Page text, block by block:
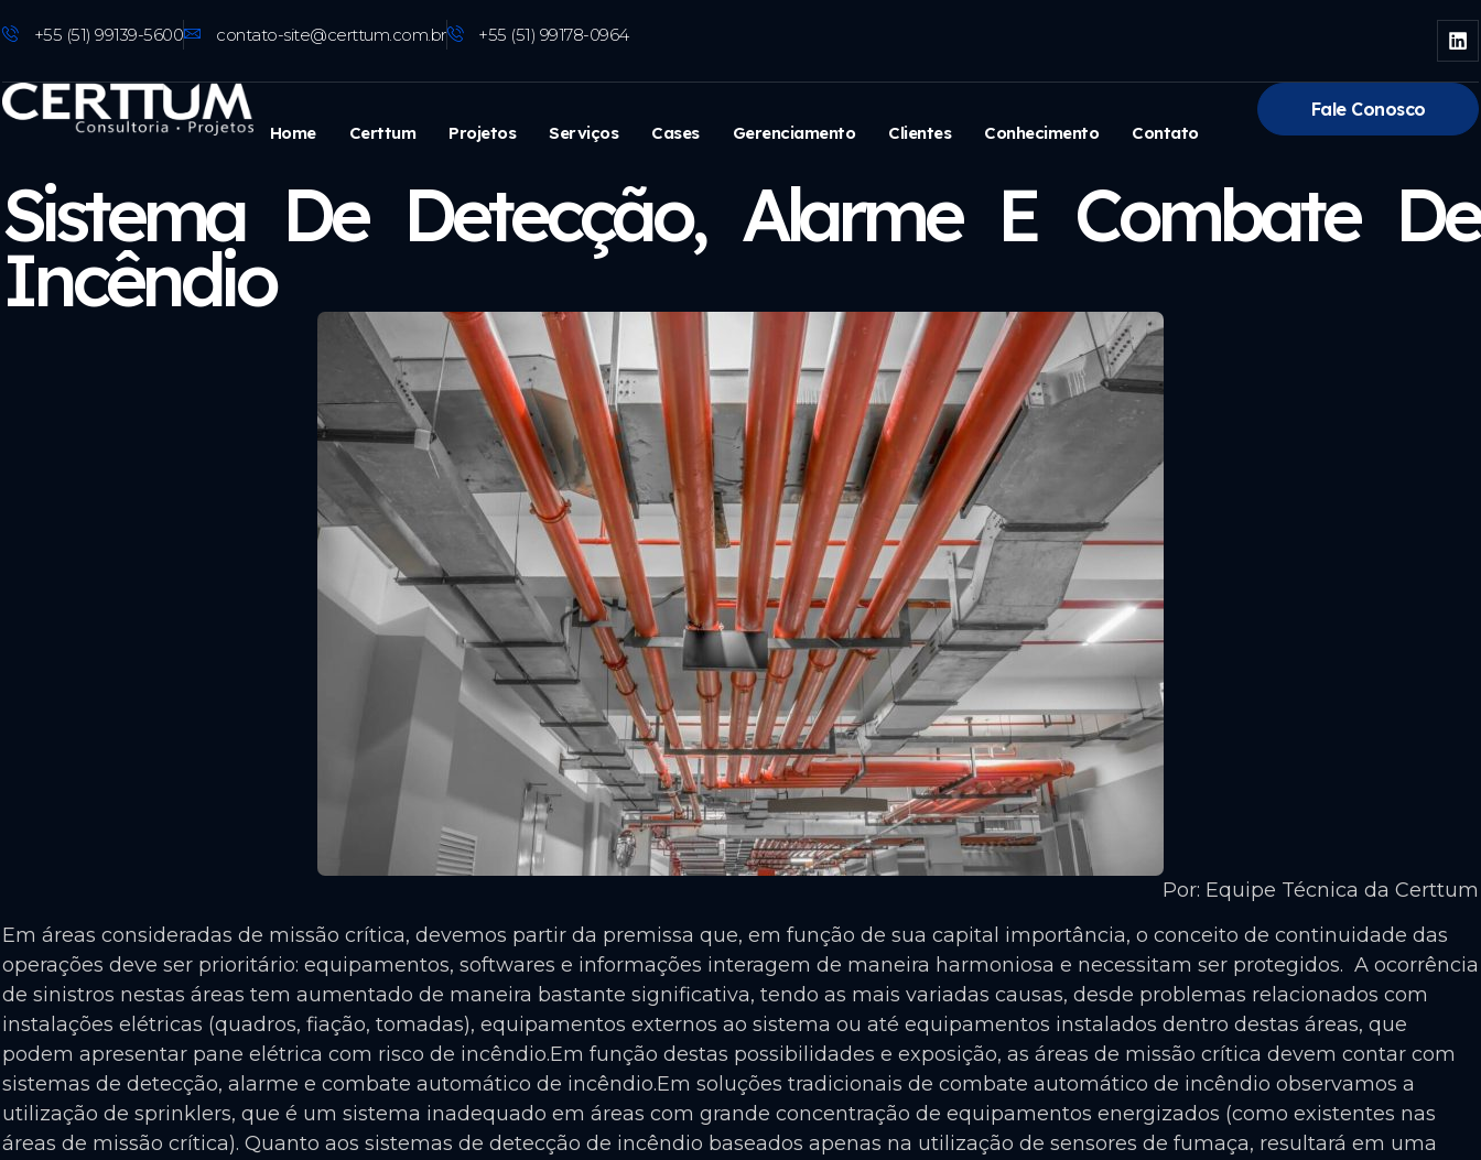
+55 (51) 99139-5600 contato-site@certtum.com.br +55 (51) 99178-0964
Home Certtum Projetos Serviços Cases Gerenciamento Clientes Conhecimento Contato
Fale Conosco
Sistema De Detecção, Alarme E Combate De
Incêndio
Por: Equipe Técnica da Certtum
Em áreas consideradas de missão crítica, devemos partir da premissa que, em função de sua capital importância, o conceito de continuidade das
operações deve ser prioritário: equipamentos, softwares e informações interagem de maneira harmoniosa e necessitam ser protegidos. A ocorrência
de sinistros nestas áreas tem aumentado de maneira bastante significativa, tendo as mais variadas causas, desde problemas relacionados com
instalações elétricas (quadros, fiação, tomadas), equipamentos externos ao sistema ou até equipamentos instalados dentro destas áreas, que
podem apresentar pane elétrica com risco de incêndio.Em função destas possibilidades e exposição, as áreas de missão crítica devem contar com
sistemas de detecção, alarme e combate automático de incêndio.Em soluções tradicionais de combate automático de incêndio observamos a
utilização de sprinklers, que é um sistema inadequado em áreas com grande concentração de equipamentos energizados (como existentes nas
áreas de missão crítica). Quanto aos sistemas de detecção de incêndio baseados apenas na utilização de sensores de fumaça, resultará em uma